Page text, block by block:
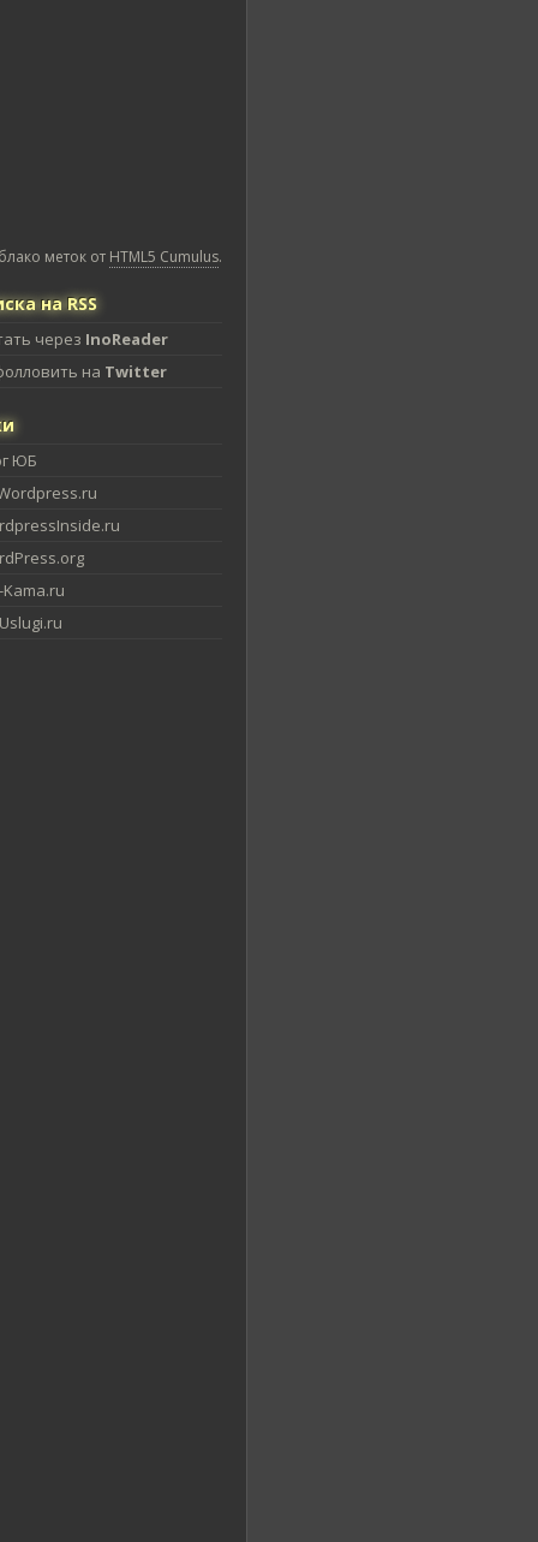
меток от HTML5 Cumulus.
на RSS
через InoReader
на Twitter
ЮБ
Kama.ru